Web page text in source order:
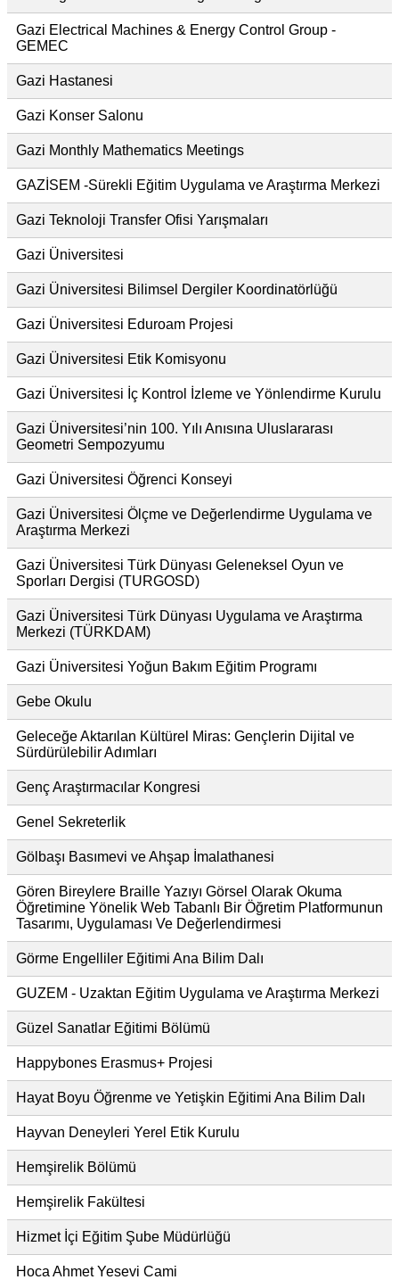
Gazi Electrical Machines & Energy Control Group -
GEMEC
Gazi Hastanesi
Gazi Konser Salonu
Gazi Monthly Mathematics Meetings
GAZİSEM -Sürekli Eğitim Uygulama ve Araştırma Merkezi
Gazi Teknoloji Transfer Ofisi Yarışmaları
Gazi Üniversitesi
Gazi Üniversitesi Bilimsel Dergiler Koordinatörlüğü
Gazi Üniversitesi Eduroam Projesi
Gazi Üniversitesi Etik Komisyonu
Gazi Üniversitesi İç Kontrol İzleme ve Yönlendirme Kurulu
Gazi Üniversitesi’nin 100. Yılı Anısına Uluslararası
Geometri Sempozyumu
Gazi Üniversitesi Öğrenci Konseyi
Gazi Üniversitesi Ölçme ve Değerlendirme Uygulama ve
Araştırma Merkezi
Gazi Üniversitesi Türk Dünyası Geleneksel Oyun ve
Sporları Dergisi (TURGOSD)
Gazi Üniversitesi Türk Dünyası Uygulama ve Araştırma
Merkezi (TÜRKDAM)
Gazi Üniversitesi Yoğun Bakım Eğitim Programı
Gebe Okulu
Geleceğe Aktarılan Kültürel Miras: Gençlerin Dijital ve
Sürdürülebilir Adımları
Genç Araştırmacılar Kongresi
Genel Sekreterlik
Gölbaşı Basımevi ve Ahşap İmalathanesi
Gören Bireylere Braille Yazıyı Görsel Olarak Okuma
Öğretimine Yönelik Web Tabanlı Bir Öğretim Platformunun
Tasarımı, Uygulaması Ve Değerlendirmesi
Görme Engelliler Eğitimi Ana Bilim Dalı
GUZEM - Uzaktan Eğitim Uygulama ve Araştırma Merkezi
Güzel Sanatlar Eğitimi Bölümü
Happybones Erasmus+ Projesi
Hayat Boyu Öğrenme ve Yetişkin Eğitimi Ana Bilim Dalı
Hayvan Deneyleri Yerel Etik Kurulu
Hemşirelik Bölümü
Hemşirelik Fakültesi
Hizmet İçi Eğitim Şube Müdürlüğü
Hoca Ahmet Yesevi Cami